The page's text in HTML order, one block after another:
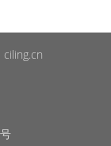
ciling.cn